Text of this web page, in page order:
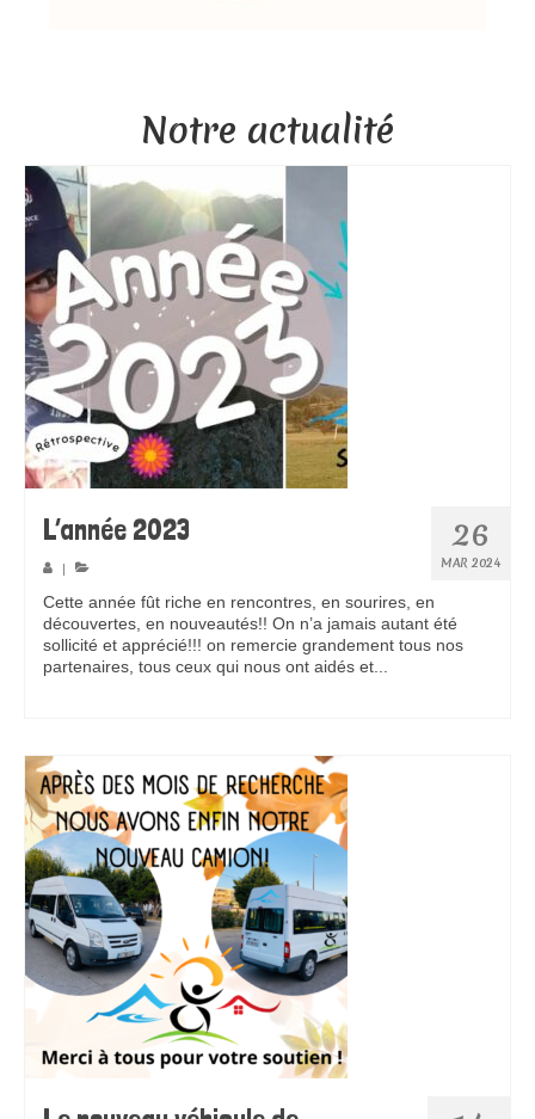
Notre actualité
26
MAR 2024
L’année 2023
|
Cette année fût riche en rencontres, en sourires, en
découvertes, en nouveautés!! On n’a jamais autant été
sollicité et apprécié!!! on remercie grandement tous nos
partenaires, tous ceux qui nous ont aidés et...